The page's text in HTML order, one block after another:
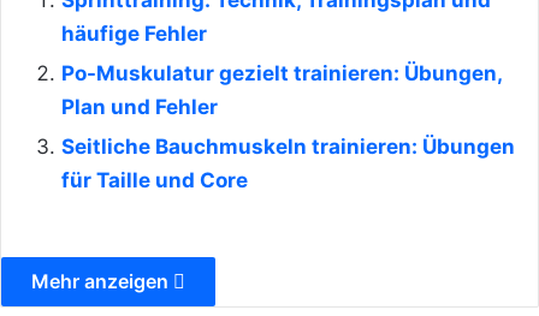
häufige Fehler
Po-Muskulatur gezielt trainieren: Übungen,
Plan und Fehler
Seitliche Bauchmuskeln trainieren: Übungen
für Taille und Core
Mehr anzeigen